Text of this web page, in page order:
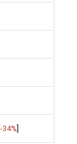
-34%